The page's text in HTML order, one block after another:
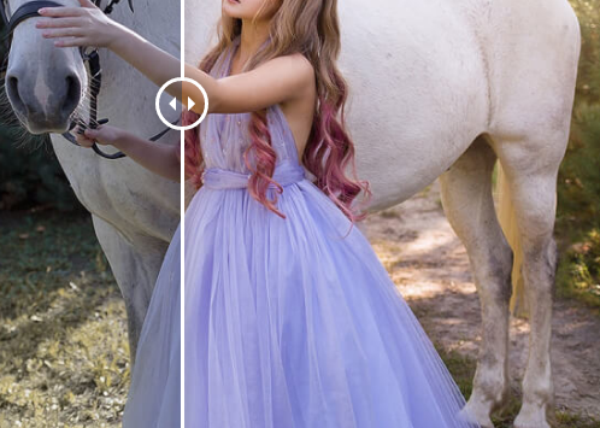
Tuotteen valokuvien muokkaus Korujen valokuvien muokkaus AI-koulutusdata